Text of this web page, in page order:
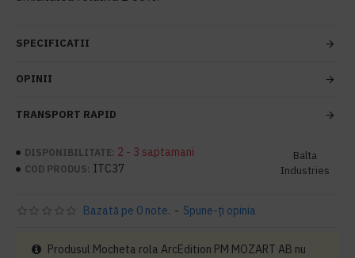
SPECIFICATII
OPINII
TRANSPORT RAPID
DISPONIBILITATE: 2 - 3 saptamani
COD PRODUS: ITC37
Balta
Industries
Bazată pe 0 note. - Spune-ţi opinia
Produsul Mocheta rola ArcEdition PM MOZART AB nu